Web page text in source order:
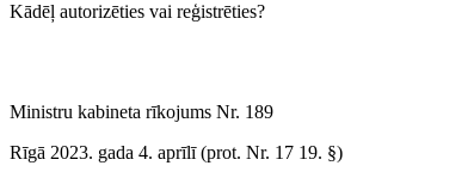
Kādēļ autorizēties vai reģistrēties?
Ministru kabineta rīkojums Nr. 189
Rīgā 2023. gada 4. aprīlī (prot. Nr. 17 19. §)